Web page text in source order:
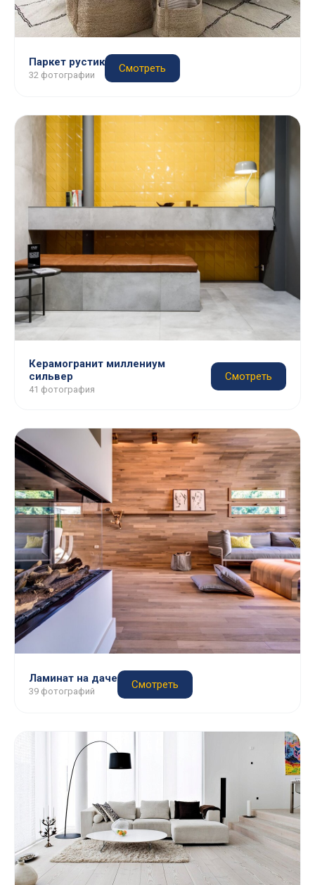
Паркет рустик
32 фотографии
Смотреть
Керамогранит миллениум
сильвер
41 фотография
Смотреть
Ламинат на даче
39 фотографий
Смотреть